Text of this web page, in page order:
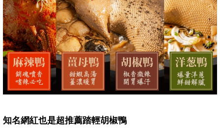
知名網紅也是超推薦踏輕胡椒鴨